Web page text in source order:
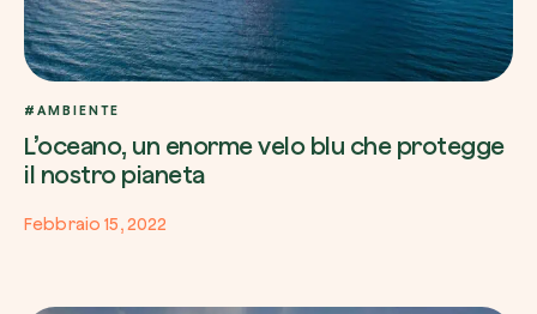
#AMBIENTE
L’oceano, un enorme velo blu che protegge
il nostro pianeta
Febbraio 15, 2022